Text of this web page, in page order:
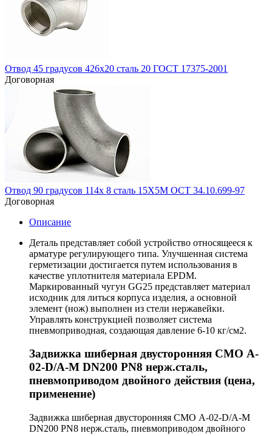
Отвод 45 градусов 426х20 сталь 20 ГОСТ 17375-2001
Договорная
Отвод 90 градусов 114х 8 сталь 15Х5М ОСТ 34.10.699-97
Договорная
Описание
Деталь представляет собой устройство относящееся к
арматуре регулирующего типа. Улучшенная система
герметизации достигается путем использования в
качестве уплотнителя материала EPDM.
Маркированный чугун GG25 представляет материал
исходник для литься корпуса изделия, а основной
элемент (нож) выполнен из стели нержавейки.
Управлять конструкцией позволяет система
пневмоприводная, создающая давление 6-10 кг/см2.
Задвижка шиберная двусторонняя СМО A-
02-D/A-M DN200 PN8 нерж.сталь,
пневмоприводом двойного действия (цена,
применение)
Задвижка шиберная двусторонняя СМО A-02-D/A-M
DN200 PN8 нерж.сталь, пневмоприводом двойного